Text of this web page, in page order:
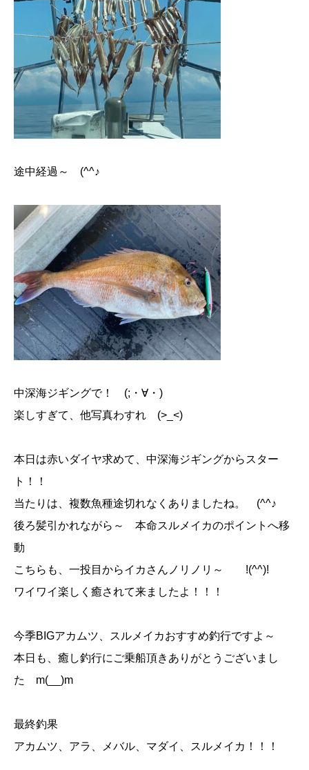
途中経過～ (^^♪
中深海ジギングで！ (;・∀・)
楽しすぎて、他写真わすれ (>_<)
本日は赤いダイヤ求めて、中深海ジギングからスター
ト！！
当たりは、複数魚種途切れなくありましたね。 (^^♪
後ろ髪引かれながら～ 本命スルメイカのポイントへ移
動
こちらも、一投目からイカさんノリノリ～ !(^^)!
ワイワイ楽しく癒されて来ましたよ！！！
今季BIGアカムツ、スルメイカおすすめ釣行ですよ～
本日も、癒し釣行にご乗船頂きありがとうございまし
た m(__)m
最終釣果
アカムツ、アラ、メバル、マダイ、スルメイカ！！！